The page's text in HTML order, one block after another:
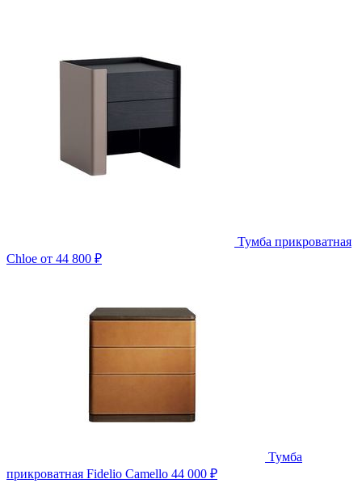
Тумба прикроватная
Chloe от 44 800 ₽
Тумба
прикроватная Fidelio Camello 44 000 ₽